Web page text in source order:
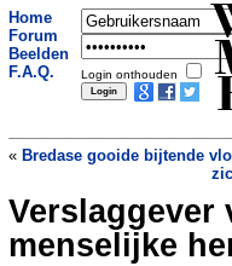
Home
Forum
Beelden
F.A.Q.
Login onthouden
« Bredase gooide bijtende
Verslaggever
menselijke